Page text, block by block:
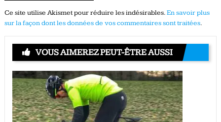
Ce site utilise Akismet pour réduire les indésirables.En savoir plus
sur la façon dont les données de vos commentaires sont traitées.
VOUS AIMEREZ PEUT-ÊTRE AUSSI